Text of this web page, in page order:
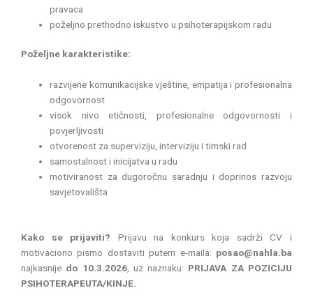
pravaca
poželjno prethodno iskustvo u psihoterapijskom radu
Poželjne karakteristike:
razvijene komunikacijske vještine, empatija i profesionalna
odgovornost
visok nivo etičnosti, profesionalne odgovornosti i
povjerljivosti
otvorenost za superviziju, interviziju i timski rad
samostalnost i inicijatva u radu
motiviranost za dugoročnu saradnju i doprinos razvoju
savjetovališta
Kako se prijaviti? Prijavu na konkurs koja sadrži CV i
motivaciono pismo dostaviti putem e-maila: posao@nahla.ba
najkasnije do 10.3.2026, uz naznaku: PRIJAVA ZA POZICIJU
PSIHOTERAPEUTA/KINJE.